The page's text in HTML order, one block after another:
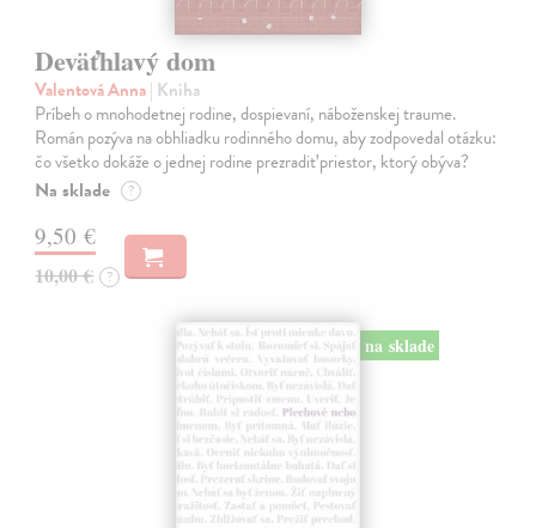
Deväťhlavý dom
Valentová Anna| Kniha
Príbeh o mnohodetnej rodine, dospievaní, náboženskej traume.
Román pozýva na obhliadku rodinného domu, aby zodpovedal otázku:
čo všetko dokáže o jednej rodine prezradiť priestor, ktorý obýva?
Na sklade ?
9,50 €
10,00 € ?
na sklade